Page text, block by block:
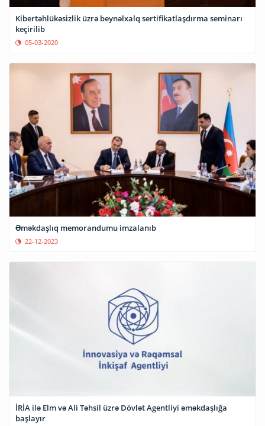
Kibertəhlükəsizlik üzrə beynəlxalq sertifikatlaşdırma seminarı
keçirilib
05-03-2020
Əməkdaşlıq memorandumu imzalanıb
22-12-2023
İRİA ilə Elm və Ali Təhsil üzrə Dövlət Agentliyi əməkdaşlığa
başlayır